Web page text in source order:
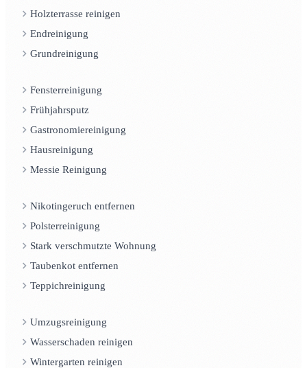
Holzterrasse reinigen
Endreinigung
Grundreinigung
Fensterreinigung
Frühjahrsputz
Gastronomiereinigung
Hausreinigung
Messie Reinigung
Nikotingeruch entfernen
Polsterreinigung
Stark verschmutzte Wohnung
Taubenkot entfernen
Teppichreinigung
Umzugsreinigung
Wasserschaden reinigen
Wintergarten reinigen